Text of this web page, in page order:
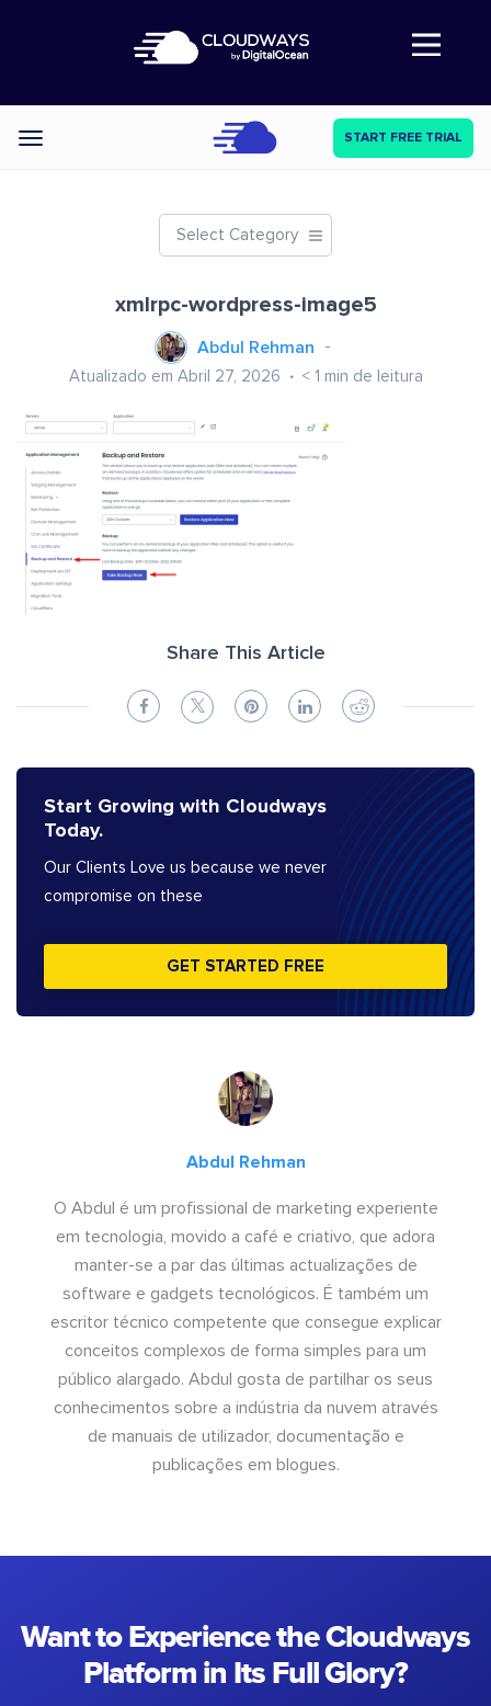
Abre a navegação
Categories START FREE TRIAL
Select Category
xmlrpc-wordpress-image5
Abdul Rehman
Atualizado em Abril 27, 2026 < 1 min de leitura
Share This Article
Start Growing with Cloudways
Today.
Our Clients Love us because we never
compromise on these
GET STARTED FREE
Abdul Rehman
O Abdul é um profissional de marketing experiente
em tecnologia, movido a café e criativo, que adora
manter-se a par das últimas actualizações de
software e gadgets tecnológicos. É também um
escritor técnico competente que consegue explicar
conceitos complexos de forma simples para um
público alargado. Abdul gosta de partilhar os seus
conhecimentos sobre a indústria da nuvem através
de manuais de utilizador, documentação e
publicações em blogues.
Want to Experience the Cloudways
Platform in Its Full Glory?